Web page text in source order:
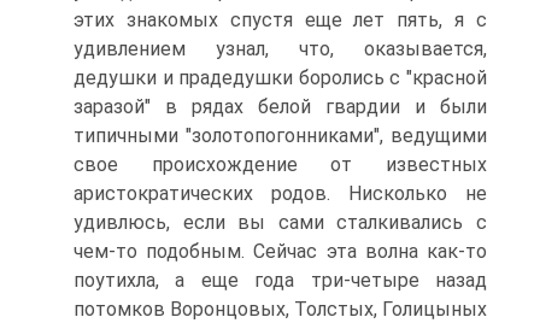
этих знакомых спустя еще лет пять, я с
удивлением узнал, что, оказывается,
дедушки и прадедушки боролись с "красной
заразой" в рядах белой гвардии и были
типичными "золотопогонниками", ведущими
свое происхождение от известных
аристократических родов. Нисколько не
удивлюсь, если вы сами сталкивались с
чем-то подобным. Сейчас эта волна как-то
поутихла, а еще года три-четыре назад
потомков Воронцовых, Толстых, Голицыных